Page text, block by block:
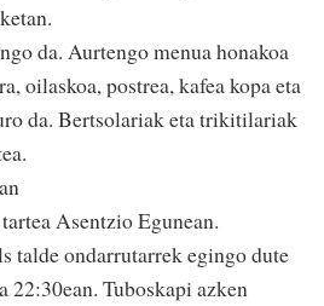
da. Aurtengo menua honakoa
oilaskoa, postrea, kafea kopa eta
da. Bertsolariak eta trikitilariak
Asentzio Egunean.
talde ondarrutarrek egingo dute
22:30ean. Tuboskapi azken